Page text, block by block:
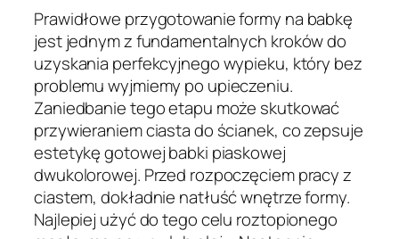
Prawidłowe przygotowanie formy na babkę
jest jednym z fundamentalnych kroków do
uzyskania perfekcyjnego wypieku, który bez
problemu wyjmiemy po upieczeniu.
Zaniedbanie tego etapu może skutkować
przywieraniem ciasta do ścianek, co zepsuje
estetykę gotowej babki piaskowej
dwukolorowej. Przed rozpoczęciem pracy z
ciastem, dokładnie natłuść wnętrze formy.
Najlepiej użyć do tego celu roztopionego